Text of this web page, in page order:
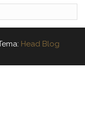
Head Blog